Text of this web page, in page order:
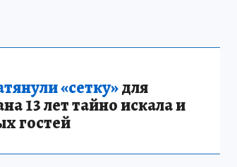
«сетку»для
13 лет тайно искала и
гостей